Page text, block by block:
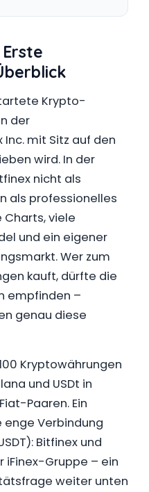
Krypto-
der
mit Sitz auf den
wird. In der
nicht als
als professionelles
viele
und ein eigener
Wer zum
kauft, dürfte die
empfinden –
genau diese
Kryptowährungen
und USDt in
Paaren. Ein
enge Verbindung
Bitfinex und
iFinex-Gruppe – ein
weiter unten